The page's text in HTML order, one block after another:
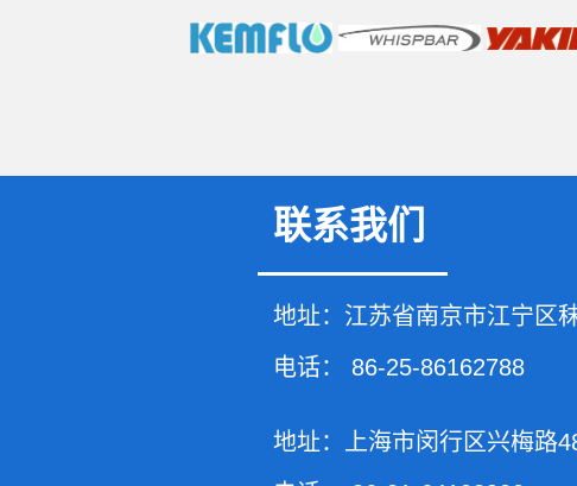
联系我们
地址：江苏省南京市江宁区
电话：
86-25-86162788
地址：上海市闵行区兴梅路